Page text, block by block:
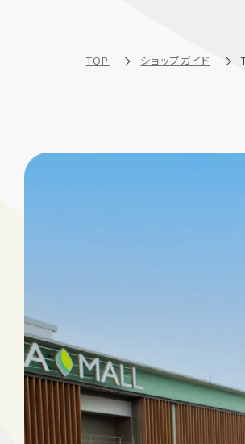
TOP ショップガイド